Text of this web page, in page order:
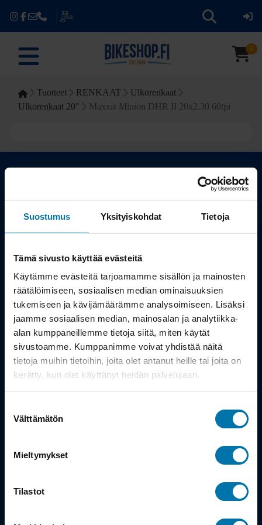
Suostumus Yksityiskohdat Tietoja
Tämä sivusto käyttää evästeitä
Käytämme evästeitä tarjoamamme sisällön ja mainosten
räätälöimiseen, sosiaalisen median ominaisuuksien
tukemiseen ja kävijämäärämme analysoimiseen. Lisäksi
jaamme sosiaalisen median, mainosalan ja analytiikka-
alan kumppaneillemme tietoja siitä, miten käytät
sivustoamme. Kumppanimme voivat yhdistää näitä
tietoja muihin tietoihin, joita olet antanut heille tai joita on
kerätty, kun olet käyttänyt heidän palvelujaan.
valinta
Välttämätön
Mieltymykset
Tilastot
0
Tuotteet RENKAAT
Ulkorenkaat
Ulkorenkaat 20"
Maxxis Minion DHR II 20x2.30 60tpi
Kauppa
Työsuhdepyörä
Info
Toimitus
Takuu ja palautukset